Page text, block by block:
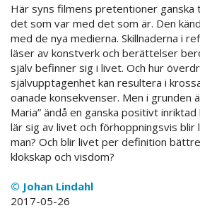
Här syns filmens pretentioner
det som var med det som är. Den
med de nya medierna. Skillnaderna i
läser av konstverk och berättelser
själv befinner sig i livet. Och hur
självupptagenhet kan resultera i
oanade konsekvenser. Men i grunden
Maria” ändå en ganska positivt
lär sig av livet och förhoppningsvis blir
man? Och blir livet per definition
klokskap och visdom?
© Johan Lindahl
2017-05-26